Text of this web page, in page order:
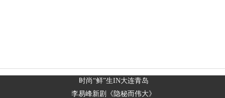
时尚“鲜”生IN大连青岛
李易峰新剧《隐秘而伟大》